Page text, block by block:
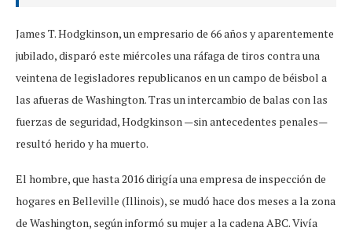
James T. Hodgkinson, un empresario de 66 años y aparentemente
jubilado, disparó este miércoles una ráfaga de tiros contra una
veintena de legisladores republicanos en un campo de béisbol a
las afueras de Washington. Tras un intercambio de balas con las
fuerzas de seguridad, Hodgkinson —sin antecedentes penales—
resultó herido y ha muerto.
El hombre, que hasta 2016 dirigía una empresa de inspección de
hogares en Belleville (Illinois), se mudó hace dos meses a la zona
de Washington, según informó su mujer a la cadena ABC. Vivía